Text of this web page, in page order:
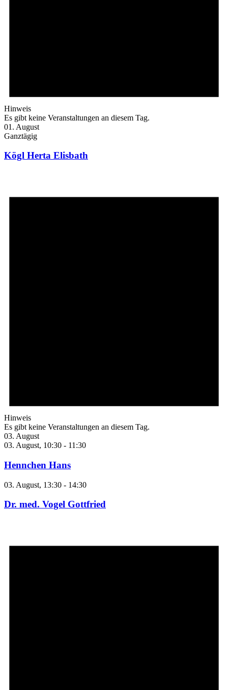
Hinweis
Es gibt keine Veranstaltungen an diesem Tag.
01. August
Ganztägig
Kögl Herta Elisbath
Hinweis
Es gibt keine Veranstaltungen an diesem Tag.
03. August
03. August, 10:30 - 11:30
Hennchen Hans
03. August, 13:30 - 14:30
Dr. med. Vogel Gottfried